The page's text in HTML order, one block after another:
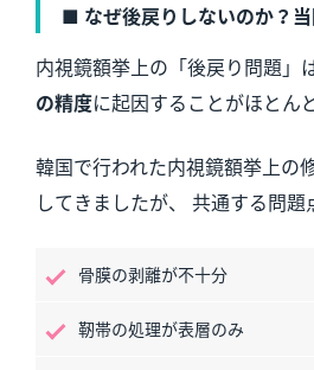
■ なぜ後戻りしないのか？
内視鏡額挙上の「後戻り問題」
の精度に起因することがほとん
韓国で行われた内視鏡額挙上の
してきましたが、 共通する問題
骨膜の剥離が不十分
靭帯の処理が表層のみ